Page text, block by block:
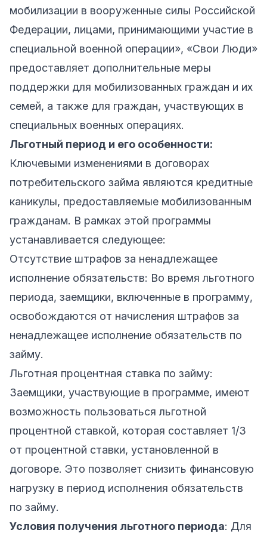
мобилизации в вооруженные силы Российской
Федерации, лицами, принимающими участие в
специальной военной операции», «Свои Люди»
предоставляет дополнительные меры
поддержки для мобилизованных граждан и их
семей, а также для граждан, участвующих в
специальных военных операциях.
Льготный период и его особенности:
Ключевыми изменениями в договорах
потребительского займа являются кредитные
каникулы, предоставляемые мобилизованным
гражданам. В рамках этой программы
устанавливается следующее:
Отсутствие штрафов за ненадлежащее
исполнение обязательств: Во время льготного
периода, заемщики, включенные в программу,
освобождаются от начисления штрафов за
ненадлежащее исполнение обязательств по
займу.
Льготная процентная ставка по займу:
Заемщики, участвующие в программе, имеют
возможность пользоваться льготной
процентной ставкой, которая составляет 1/3
от процентной ставки, установленной в
договоре. Это позволяет снизить финансовую
нагрузку в период исполнения обязательств
по займу.
Условия получения льготного периода: Для